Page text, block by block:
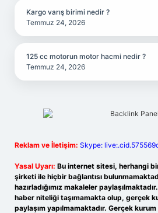
Kargo varış birimi nedir ?
Temmuz 24, 2026
125 cc motorun motor hacmi nedir ?
Temmuz 24, 2026
Reklam ve İletişim: Skype:
Yasal Uyarı: Bu internet sitesi, herhangi
şirketi ile hiçbir bağlantısı
hazırladığımız makaleler
haber niteliği taşımamakta olup, gerçek
paylaşım yapılmamaktadır. Gerçek